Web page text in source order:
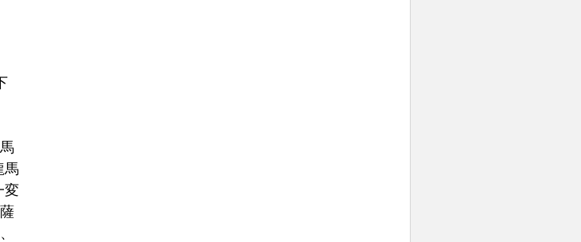
馬
変